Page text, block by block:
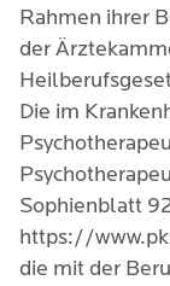
Rahmen ihrer
der
Die im
Sophienblatt
https://
die mit der